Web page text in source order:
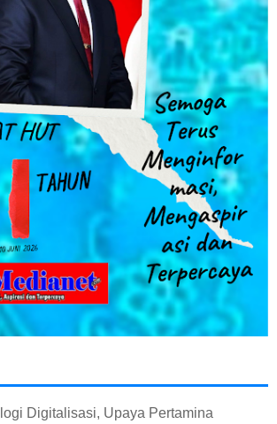
Digitalisasi, Upaya Pertamina